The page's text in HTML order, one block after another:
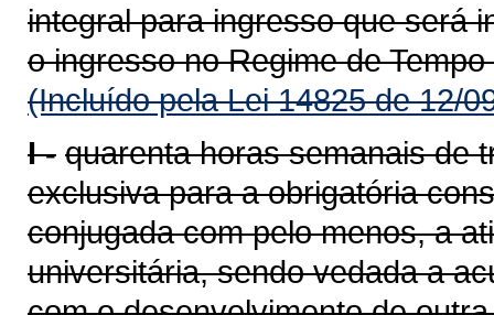
integral para ingresso que será
o ingresso no Regime de
(Incluído pela Lei 14825 de 12/
I - quarenta horas semanais de
exclusiva para a obrigatória
conjugada com pelo menos, a
universitária, sendo vedada a